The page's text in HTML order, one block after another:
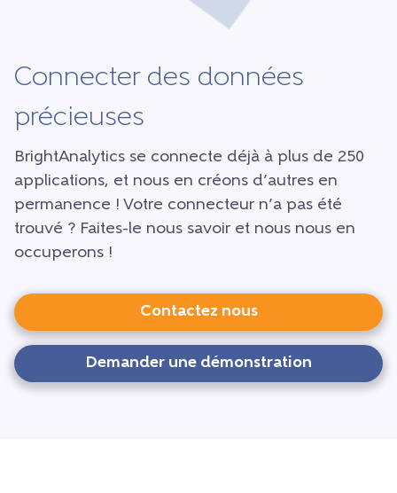
Connecter des données
précieuses
BrightAnalytics se connecte déjà à plus de 250
applications, et nous en créons d’autres en
permanence ! Votre connecteur n’a pas été
trouvé ? Faites-le nous savoir et nous nous en
occuperons !
Contactez nous
Demander une démonstration